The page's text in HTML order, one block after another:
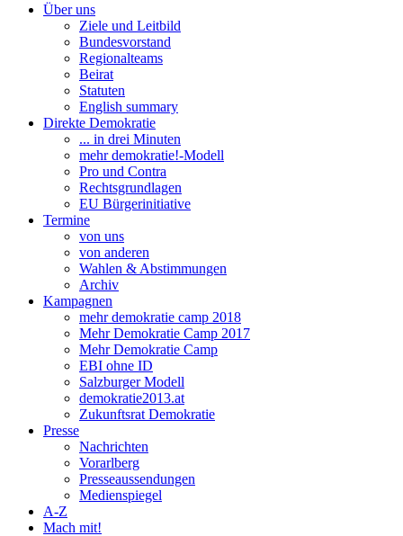
Über uns
Ziele und Leitbild
Bundesvorstand
Regionalteams
Beirat
Statuten
English summary
Direkte Demokratie
... in drei Minuten
mehr demokratie!-Modell
Pro und Contra
Rechtsgrundlagen
EU Bürgerinitiative
Termine
von uns
von anderen
Wahlen & Abstimmungen
Archiv
Kampagnen
mehr demokratie camp 2018
Mehr Demokratie Camp 2017
Mehr Demokratie Camp
EBI ohne ID
Salzburger Modell
demokratie2013.at
Zukunftsrat Demokratie
Presse
Nachrichten
Vorarlberg
Presseaussendungen
Medienspiegel
A-Z
Mach mit!